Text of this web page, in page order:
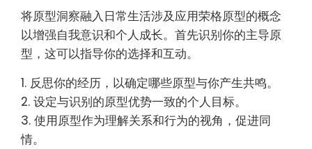
将原型洞察融入日常生活涉及应用荣格原型的概念
以增强自我意识和个人成长。首先识别你的主导原
型，这可以指导你的选择和互动。
1. 反思你的经历，以确定哪些原型与你产生共鸣。
2. 设定与识别的原型优势一致的个人目标。
3. 使用原型作为理解关系和行为的视角，促进同
情。